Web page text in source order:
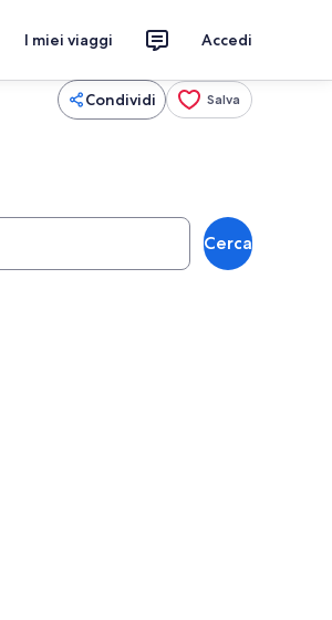
I miei viaggi Accedi
Condividi Salva
Cerca